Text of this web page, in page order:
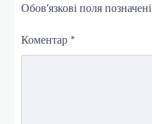
Обов’язкові поля позначені
Коментар *